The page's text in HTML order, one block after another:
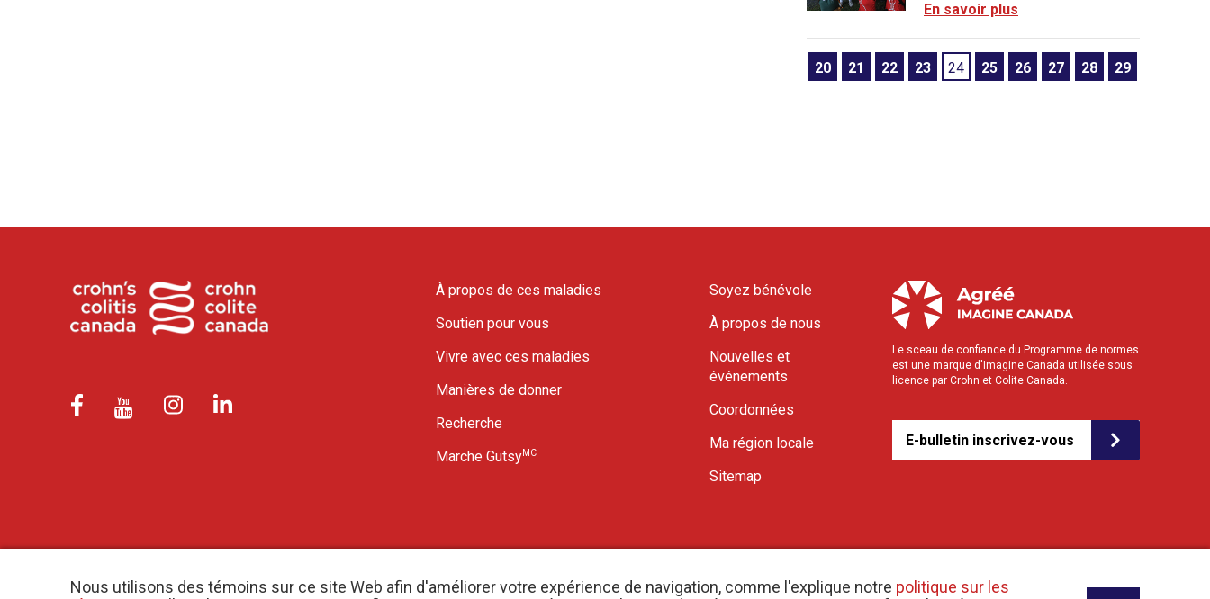
Nous utilisons des témoins sur ce site Web afin d'améliorer votre expérience de navigation, comme l'explique notre politique sur les
En savoir plus
20 21 22 23 24 25 26 27 28 29
À propos de ces maladies
Soutien pour vous
Vivre avec ces maladies
Manières de donner
Recherche
Marche GutsyMC
Soyez bénévole
À propos de nous
Nouvelles et
événements
Coordonnées
Ma région locale
Sitemap
Le sceau de confiance du Programme de normes
est une marque d'Imagine Canada utilisée sous
licence par Crohn et Colite Canada.
E-bulletin inscrivez-vous